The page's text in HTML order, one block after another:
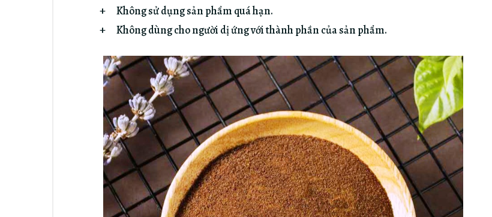
+ Không sử dụng sản phẩm quá hạn.
+ Không dùng cho người dị ứng với thành phần của sản phẩm.